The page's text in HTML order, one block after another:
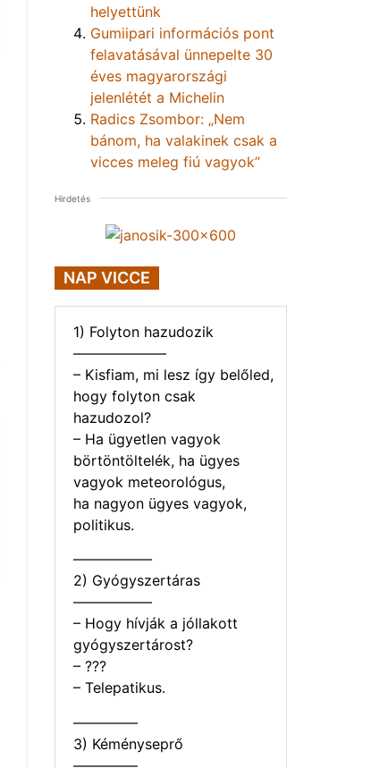
helyettünk
Gumiipari információs pont
felavatásával ünnepelte 30
éves magyarországi
jelenlétét a Michelin
Radics Zsombor: „Nem
bánom, ha valakinek csak a
vicces meleg fiú vagyok”
Hirdetés
NAP VICCE
1) Folyton hazudozik
——————–
– Kisfiam, mi lesz így belőled,
hogy folyton csak
hazudozol?
– Ha ügyetlen vagyok
börtöntöltelék, ha ügyes
vagyok meteorológus,
ha nagyon ügyes vagyok,
politikus.
—————–
2) Gyógyszertáras
—————–
– Hogy hívják a jóllakott
gyógyszertárost?
– ???
– Telepatikus.
————–
3) Kéményseprő